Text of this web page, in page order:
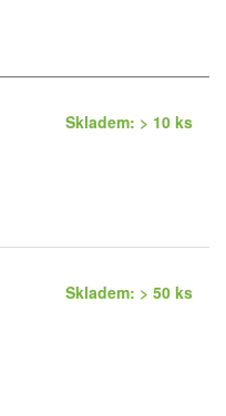
Skladem: > 10 ks
Skladem: > 50 ks